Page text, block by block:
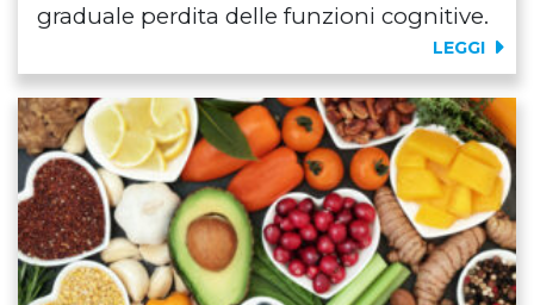
graduale perdita delle funzioni cognitive.
LEGGI